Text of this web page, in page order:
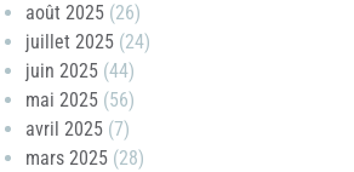
août 2025(26)
juillet 2025(24)
juin 2025(44)
mai 2025(56)
avril 2025(7)
mars 2025(28)